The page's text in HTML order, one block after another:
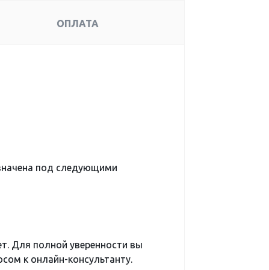
ОПЛАТА
под следующими
Для полной уверенности вы
к онлайн-консультанту.